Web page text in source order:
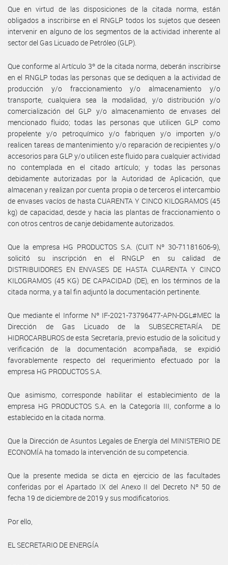
Que en virtud de las disposiciones de la citada norma, están
obligados a inscribirse en el RNGLP todos los sujetos que deseen
intervenir en alguno de los segmentos de la actividad inherente al
sector del Gas Licuado de Petróleo (GLP).
Que conforme al Artículo 3º de la citada norma, deberán inscribirse
en el RNGLP todas las personas que se dediquen a la actividad de
producción y/o fraccionamiento y/o almacenamiento y/o
transporte, cualquiera sea la modalidad, y/o distribución y/o
comercialización del GLP y/o almacenamiento de envases del
mencionado fluido; todas las personas que utilicen GLP como
propelente y/o petroquímico y/o fabriquen y/o importen y/o
realicen tareas de mantenimiento y/o reparación de recipientes y/o
accesorios para GLP y/o utilicen este fluido para cualquier actividad
no contemplada en el citado artículo; y todas las personas
debidamente autorizadas por la Autoridad de Aplicación, que
almacenan y realizan por cuenta propia o de terceros el intercambio
de envases vacíos de hasta CUARENTA Y CINCO KILOGRAMOS (45
kg) de capacidad, desde y hacia las plantas de fraccionamiento o
con otros centros de canje debidamente autorizados.
Que la empresa HG PRODUCTOS S.A. (CUIT Nº 30-71181606-9),
solicitó su inscripción en el RNGLP en su calidad de
DISTRIBUIDORES EN ENVASES DE HASTA CUARENTA Y CINCO
KILOGRAMOS (45 KG) DE CAPACIDAD (DE), en los términos de la
citada norma, y a tal fin adjuntó la documentación pertinente.
Que mediante el Informe Nº IF-2021-73796477-APN-DGL#MEC la
Dirección de Gas Licuado de la SUBSECRETARÍA DE
HIDROCARBUROS de esta Secretaría, previo estudio de la solicitud y
verificación de la documentación acompañada, se expidió
favorablemente respecto del requerimiento efectuado por la
empresa HG PRODUCTOS S.A.
Que asimismo, corresponde habilitar el establecimiento de la
empresa HG PRODUCTOS S.A. en la Categoría III, conforme a lo
establecido en la citada norma.
Que la Dirección de Asuntos Legales de Energía del MINISTERIO DE
ECONOMÍA ha tomado la intervención de su competencia.
Que la presente medida se dicta en ejercicio de las facultades
conferidas por el Apartado IX del Anexo II del Decreto Nº 50 de
fecha 19 de diciembre de 2019 y sus modificatorios.
Por ello,
EL SECRETARIO DE ENERGÍA